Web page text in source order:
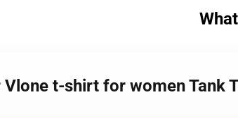
t-shirt for women Tank